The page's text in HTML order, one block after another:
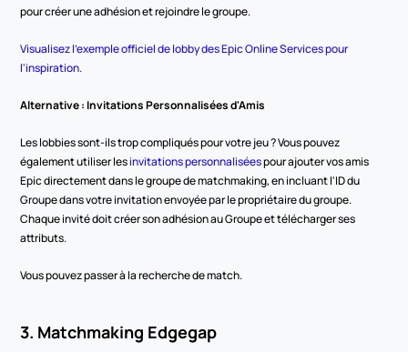
pour créer une adhésion et rejoindre le groupe.
Visualisez l'exemple officiel de lobby des Epic Online Services pour
l'inspiration.
Alternative : Invitations Personnalisées d'Amis
Les lobbies sont-ils trop compliqués pour votre jeu ? Vous pouvez
également utiliser les invitations personnalisées pour ajouter vos amis
Epic directement dans le groupe de matchmaking, en incluant l'ID du
Groupe dans votre invitation envoyée par le propriétaire du groupe.
Chaque invité doit créer son adhésion au Groupe et télécharger ses
attributs.
Vous pouvez passer à la recherche de match.
3. Matchmaking Edgegap